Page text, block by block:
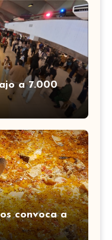
a 7.000
convoca a